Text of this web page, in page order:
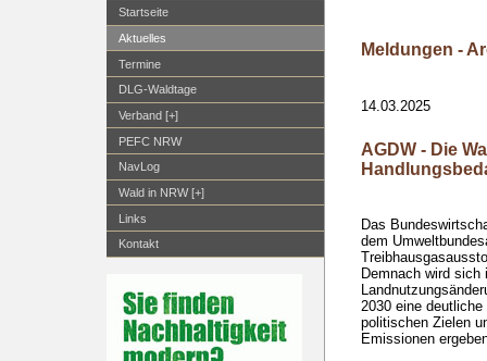
Startseite
Aktuelles
Termine
DLG-Waldtage
Verband [+]
PEFC NRW
NavLog
Wald in NRW [+]
Links
Kontakt
Meldungen -
14.03.2025
AGDW - Die
Das
dem
Demnach wird sich
2030 eine
politischen Zielen
Emissionen